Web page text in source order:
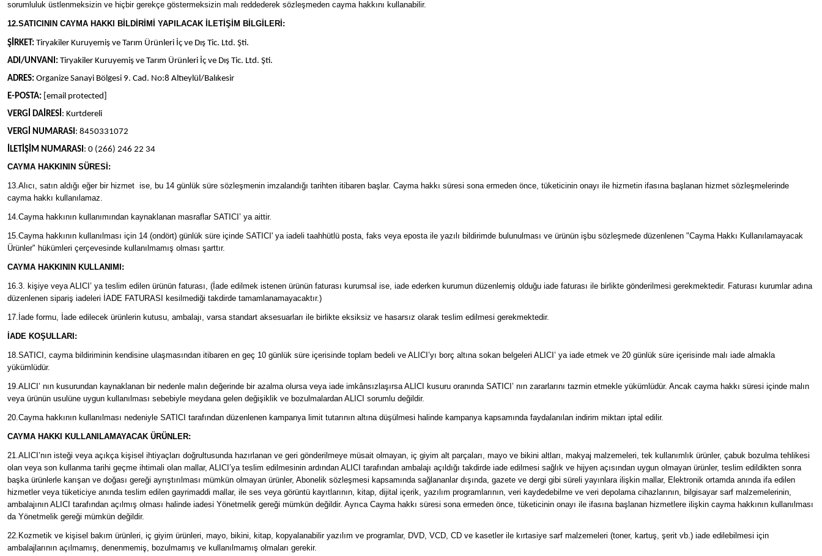
sorumluluk üstlenmeksizin ve hiçbir gerekçe göstermeksizin malı reddederek sözleşmeden cayma hakkını kullanabilir.
12.SATICININ CAYMA HAKKI BİLDİRİMİ YAPILACAK İLETİŞİM BİLGİLERİ:
ŞİRKET: Tiryakiler Kuruyemiş ve Tarım Ürünleri İç ve Dış Tic. Ltd. Şti.
ADI/UNVANI: Tiryakiler Kuruyemiş ve Tarım Ürünleri İç ve Dış Tic. Ltd. Şti.
ADRES: Organize Sanayi Bölgesi 9. Cad. No:8 Altıeylül/Balıkesir
E-POSTA: [email protected]
VERGİ DAİRESİ: Kurtdereli
VERGİ NUMARASI: 8450331072
İLETİŞİM NUMARASI: 0 (266) 246 22 34
CAYMA HAKKININ SÜRESİ:
13.Alıcı, satın aldığı eğer bir hizmet ise, bu 14 günlük süre sözleşmenin imzalandığı tarihten itibaren başlar. Cayma hakkı süresi sona ermeden önce, tüketicinin onayı ile hizmetin ifasına başlanan hizmet sözleşmelerinde
cayma hakkı kullanılamaz.
14.Cayma hakkının kullanımından kaynaklanan masraflar SATICI’ ya aittir.
15.Cayma hakkının kullanılması için 14 (ondört) günlük süre içinde SATICI' ya iadeli taahhütlü posta, faks veya eposta ile yazılı bildirimde bulunulması ve ürünün işbu sözleşmede düzenlenen "Cayma Hakkı Kullanılamayacak
Ürünler" hükümleri çerçevesinde kullanılmamış olması şarttır.
CAYMA HAKKININ KULLANIMI:
16.3. kişiye veya ALICI’ ya teslim edilen ürünün faturası, (İade edilmek istenen ürünün faturası kurumsal ise, iade ederken kurumun düzenlemiş olduğu iade faturası ile birlikte gönderilmesi gerekmektedir. Faturası kurumlar adına
düzenlenen sipariş iadeleri İADE FATURASI kesilmediği takdirde tamamlanamayacaktır.)
17.İade formu, İade edilecek ürünlerin kutusu, ambalajı, varsa standart aksesuarları ile birlikte eksiksiz ve hasarsız olarak teslim edilmesi gerekmektedir.
İADE KOŞULLARI:
18.SATICI, cayma bildiriminin kendisine ulaşmasından itibaren en geç 10 günlük süre içerisinde toplam bedeli ve ALICI’yı borç altına sokan belgeleri ALICI’ ya iade etmek ve 20 günlük süre içerisinde malı iade almakla
yükümlüdür.
19.ALICI’ nın kusurundan kaynaklanan bir nedenle malın değerinde bir azalma olursa veya iade imkânsızlaşırsa ALICI kusuru oranında SATICI’ nın zararlarını tazmin etmekle yükümlüdür. Ancak cayma hakkı süresi içinde malın
veya ürünün usulüne uygun kullanılması sebebiyle meydana gelen değişiklik ve bozulmalardan ALICI sorumlu değildir.
20.Cayma hakkının kullanılması nedeniyle SATICI tarafından düzenlenen kampanya limit tutarının altına düşülmesi halinde kampanya kapsamında faydalanılan indirim miktarı iptal edilir.
CAYMA HAKKI KULLANILAMAYACAK ÜRÜNLER:
21.ALICI’nın isteği veya açıkça kişisel ihtiyaçları doğrultusunda hazırlanan ve geri gönderilmeye müsait olmayan, iç giyim alt parçaları, mayo ve bikini altları, makyaj malzemeleri, tek kullanımlık ürünler, çabuk bozulma tehlikesi
olan veya son kullanma tarihi geçme ihtimali olan mallar, ALICI’ya teslim edilmesinin ardından ALICI tarafından ambalajı açıldığı takdirde iade edilmesi sağlık ve hijyen açısından uygun olmayan ürünler, teslim edildikten sonra
başka ürünlerle karışan ve doğası gereği ayrıştırılması mümkün olmayan ürünler, Abonelik sözleşmesi kapsamında sağlananlar dışında, gazete ve dergi gibi süreli yayınlara ilişkin mallar, Elektronik ortamda anında ifa edilen
hizmetler veya tüketiciye anında teslim edilen gayrimaddi mallar, ile ses veya görüntü kayıtlarının, kitap, dijital içerik, yazılım programlarının, veri kaydedebilme ve veri depolama cihazlarının, bilgisayar sarf malzemelerinin,
ambalajının ALICI tarafından açılmış olması halinde iadesi Yönetmelik gereği mümkün değildir. Ayrıca Cayma hakkı süresi sona ermeden önce, tüketicinin onayı ile ifasına başlanan hizmetlere ilişkin cayma hakkının kullanılması
da Yönetmelik gereği mümkün değildir.
22.Kozmetik ve kişisel bakım ürünleri, iç giyim ürünleri, mayo, bikini, kitap, kopyalanabilir yazılım ve programlar, DVD, VCD, CD ve kasetler ile kırtasiye sarf malzemeleri (toner, kartuş, şerit vb.) iade edilebilmesi için
ambalajlarının açılmamış, denenmemiş, bozulmamış ve kullanılmamış olmaları gerekir.